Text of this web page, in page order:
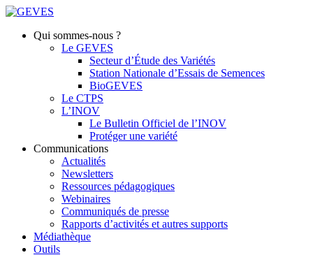
Qui sommes-nous ?
Le GEVES
Secteur d’Étude des Variétés
Station Nationale d’Essais de Semences
BioGEVES
Le CTPS
L’INOV
Le Bulletin Officiel de l’INOV
Protéger une variété
Communications
Actualités
Newsletters
Ressources pédagogiques
Webinaires
Communiqués de presse
Rapports d’activités et autres supports
Médiathèque
Outils